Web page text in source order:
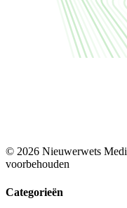
© 2026 Nieuwerwets
voorbehouden
Categorieën